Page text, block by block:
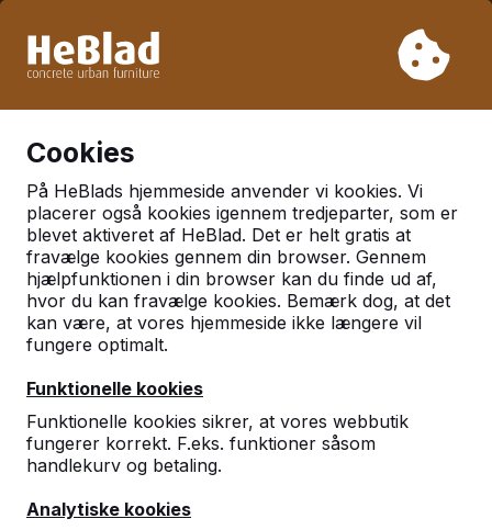
Så tag venligst højde for længere leveringstider.
Cookies
På HeBlads hjemmeside anvender vi kookies. Vi
placerer også kookies igennem tredjeparter, som er
blevet aktiveret af HeBlad. Det er helt gratis at
fravælge kookies gennem din browser. Gennem
hjælpfunktionen i din browser kan du finde ud af,
hvor du kan fravælge kookies. Bemærk dog, at det
kan være, at vores hjemmeside ikke længere vil
fungere optimalt.
Funktionelle kookies
Funktionelle kookies sikrer, at vores webbutik
fungerer korrekt. F.eks. funktioner såsom
handlekurv og betaling.
Analytiske kookies
Vi har solgt over 30.000 borde
HeBlad Danmark
Diamantweg 22
5527 LC Hapert